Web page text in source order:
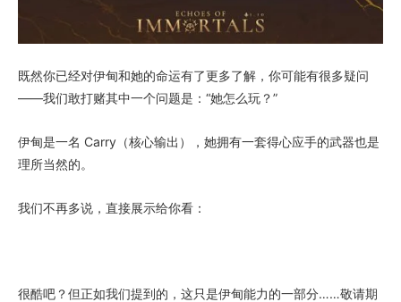
既然你已经对伊甸和她的命运有了更多了解，你可能有很多疑问
——我们敢打赌其中一个问题是：“她怎么玩？”
伊甸是一名 Carry（核心输出），她拥有一套得心应手的武器也是
理所当然的。
我们不再多说，直接展示给你看：
很酷吧？但正如我们提到的，这只是伊甸能力的一部分……敬请期